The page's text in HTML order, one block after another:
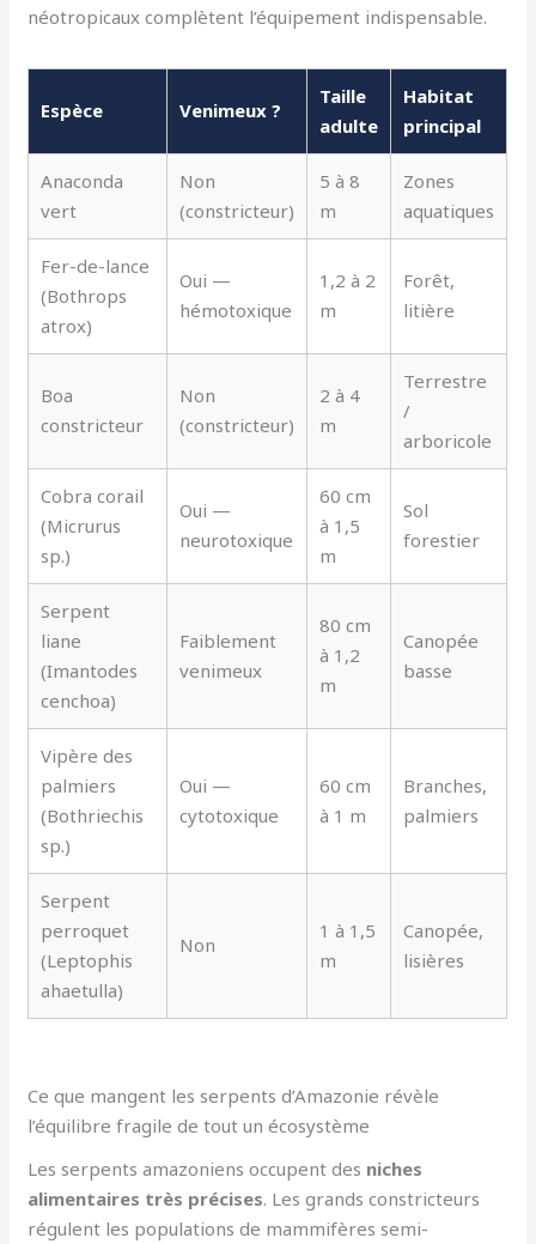
néotropicaux complètent l’équipement indispensable.
Espèce Venimeux ?
Taille
adulte
Habitat
principal
Anaconda
vert
Non
(constricteur)
5 à 8
m
Zones
aquatiques
Fer-de-lance
(Bothrops
atrox)
Oui —
hémotoxique
1,2 à 2
m
Forêt,
litière
Boa
constricteur
Non
(constricteur)
2 à 4
m
Terrestre
/
arboricole
Cobra corail
(Micrurus
sp.)
Oui —
neurotoxique
60 cm
à 1,5
m
Sol
forestier
Serpent
liane
(Imantodes
cenchoa)
Faiblement
venimeux
80 cm
à 1,2
m
Canopée
basse
Vipère des
palmiers
(Bothriechis
sp.)
Oui —
cytotoxique
60 cm
à 1 m
Branches,
palmiers
Serpent
perroquet
(Leptophis
ahaetulla)
Non
1 à 1,5
m
Canopée,
lisières
Ce que mangent les serpents d’Amazonie révèle
l’équilibre fragile de tout un écosystème
Les serpents amazoniens occupent des niches
alimentaires très précises. Les grands constricteurs
régulent les populations de mammifères semi-